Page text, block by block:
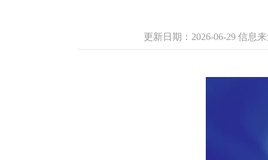
更新日期：2026-06-29 信息